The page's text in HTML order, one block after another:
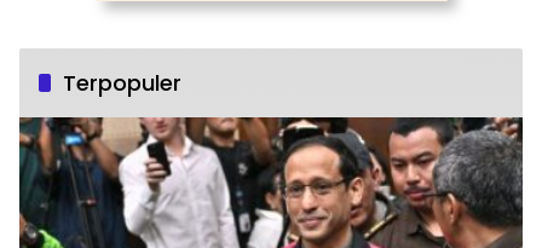
Terpopuler